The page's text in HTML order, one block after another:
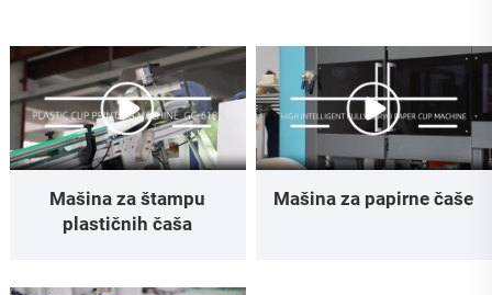
Mašina za štampu
plastičnih čaša
Mašina za papirne čaše